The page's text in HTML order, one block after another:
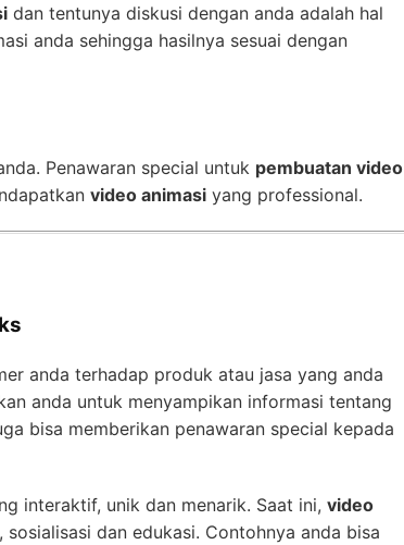
dan tentunya diskusi dengan anda adalah hal
anda sehingga hasilnya sesuai dengan
Penawaran special untuk pembuatan video
video animasi yang professional.
anda terhadap produk atau jasa yang anda
anda untuk menyampikan informasi tentang
bisa memberikan penawaran special kepada
interaktif, unik dan menarik. Saat ini, video
dan edukasi. Contohnya anda bisa